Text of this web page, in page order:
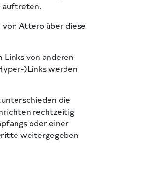
auftreten.
von Attero über diese
von anderen
)Links werden
die
rechtzeitig
oder einer
weitergegeben